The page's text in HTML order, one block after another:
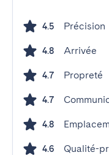
4.5 Précision
4.8 Arrivée
4.7 Propreté
4.7
4.8
4.6 Qualité-